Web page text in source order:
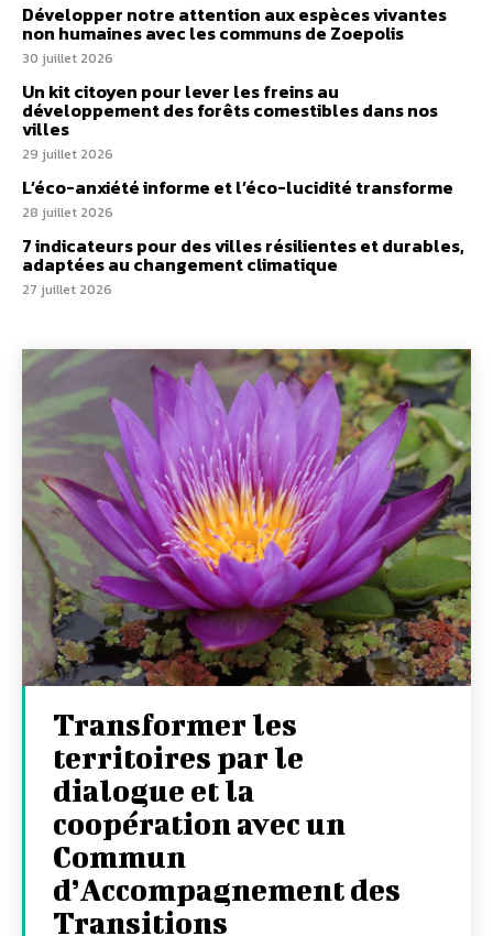
Développer notre attention aux espèces vivantes
non humaines avec les communs de Zoepolis
30 juillet 2026
Un kit citoyen pour lever les freins au
développement des forêts comestibles dans nos
villes
29 juillet 2026
L’éco-anxiété informe et l’éco-lucidité transforme
28 juillet 2026
7 indicateurs pour des villes résilientes et durables,
adaptées au changement climatique
27 juillet 2026
Transformer les
territoires par le
dialogue et la
coopération avec un
Commun
d’Accompagnement des
Transitions